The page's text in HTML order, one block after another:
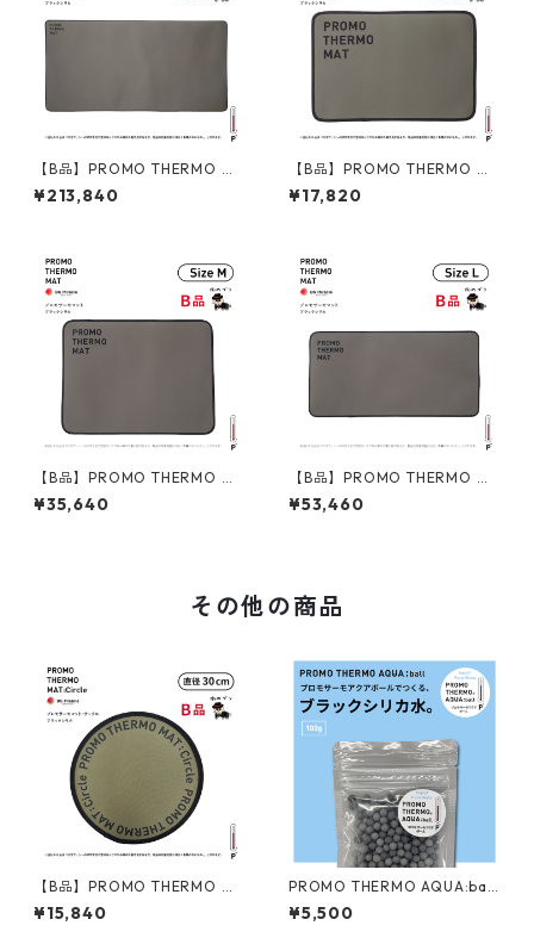
【B品】PROMO THERMO MA
T プロモサーモマット ブラッ
クシリカ Fサイズ
¥213,840
【B品】PROMO THERMO MA
T プロモサーモマット ブラッ
クシリカ Sサイズ
¥17,820
【B品】PROMO THERMO MA
T プロモサーモマット ブラッ
クシリカ Mサイズ
¥35,640
【B品】PROMO THERMO MA
T プロモサーモマット ブラッ
クシリカ Lサイズ
¥53,460
その他の商品
【B品】PROMO THERMO MA
T:Circle プロモサーモマッ
ト：サークル ブラックシリカ
¥15,840
PROMO THERMO AQUA:ball
プロモサーモアクア：ボール
ブラックシリカ 100g
¥5,500